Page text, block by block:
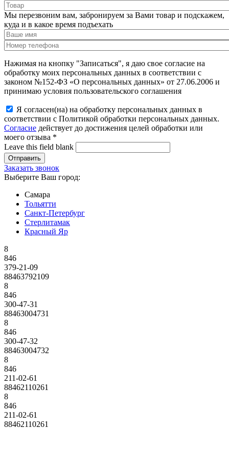
Мы перезвоним вам, забронируем за Вами товар и подскажем,
куда и в какое время подъехать
Нажимая на кнопку "Записаться", я даю свое согласие на
обработку моих персональных данных в соответствии с
законом №152-ФЗ «О персональных данных» от 27.06.2006 и
принимаю условия пользовательского соглашения
Я согласен(на) на обработку персональных данных в
соответствии с Политикой обработки персональных данных.
Согласие действует до достижения целей обработки или
моего отзыва *
Leave this field blank
Заказать звонок
Выберите Ваш город:
Самара
Тольятти
Санкт-Петербург
Стерлитамак
Красный Яр
8
846
379-21-09
88463792109
8
846
300-47-31
88463004731
8
846
300-47-32
88463004732
8
846
211-02-61
88462110261
8
846
211-02-61
88462110261